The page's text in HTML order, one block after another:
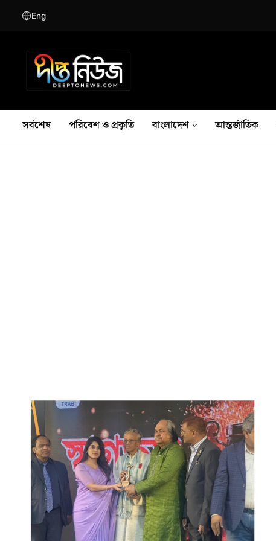
Eng
সর্বশেষ পরিবেশ ও প্রকৃতি বাংলাদেশ আন্তর্জাতিক